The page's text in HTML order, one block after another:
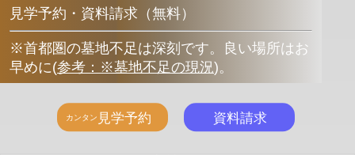
見学予約・資料請求（無料）
※首都圏の墓地不足は深刻です。良い場所はお
早めに(参考：※墓地不足の現況)。